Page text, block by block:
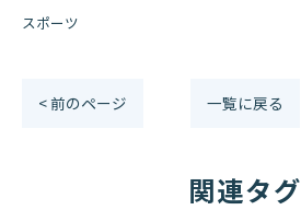
スポーツ
< 前のページ 一覧に戻る
関連タグ